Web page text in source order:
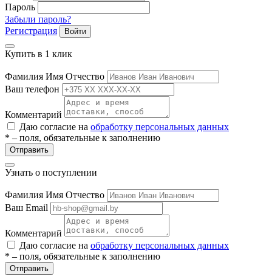
Пароль
Забыли пароль?
Регистрация
Войти
Купить в 1 клик
Фамилия Имя Отчество
Ваш телефон
Комментарий
Даю согласие на обработку персональных данных
* – поля, обязательные к заполнению
Отправить
Узнать о поступлении
Фамилия Имя Отчество
Ваш Email
Комментарий
Даю согласие на обработку персональных данных
* – поля, обязательные к заполнению
Отправить